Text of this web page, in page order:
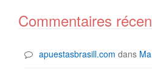
Commentaires
apuestasbrasill.com dans